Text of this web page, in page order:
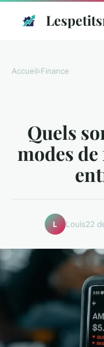
Accueil›Finance
Quels
modes
L Louis22